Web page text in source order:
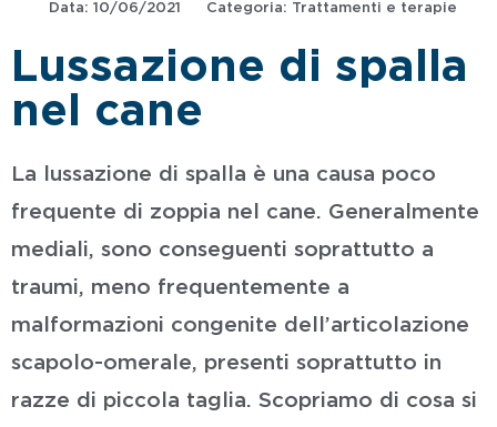
Data: 10/06/2021 Categoria: Trattamenti e terapie
Lussazione di spalla
nel cane
La lussazione di spalla è una causa poco
frequente di zoppia nel cane. Generalmente
mediali, sono conseguenti soprattutto a
traumi, meno frequentemente a
malformazioni congenite dell’articolazione
scapolo-omerale, presenti soprattutto in
razze di piccola taglia. Scopriamo di cosa si